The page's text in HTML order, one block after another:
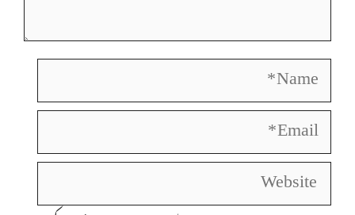
Name
Email
Website